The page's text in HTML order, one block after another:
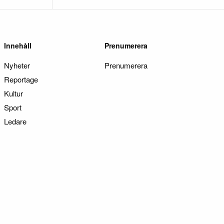
Innehåll
Nyheter
Reportage
Kultur
Sport
Ledare
Prenumerera
Prenumerera